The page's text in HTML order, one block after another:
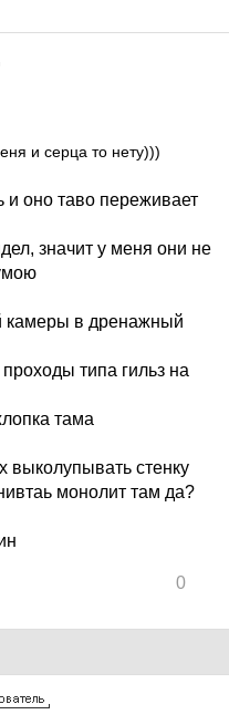
и серца то нету)))
и оно таво переживает
значит у меня они не
камеры в дренажный
типа гильз на
тама
выколупывать стенку
монолит там да?
0